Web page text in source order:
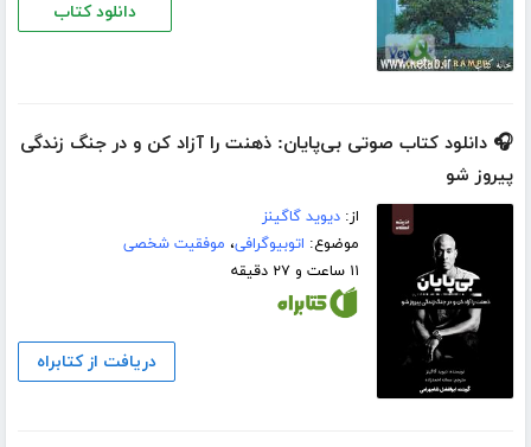
دانلود کتاب
🎧 دانلود کتاب صوتی بی‌پایان: ذهنت را آزاد کن و در جنگ زندگی
پیروز شو
از:دیوید گاگینز
موضوع: اتوبیوگرافی، موفقیت شخصی
۱۱ ساعت و ۲۷ دقیقه
دریافت از کتابراه